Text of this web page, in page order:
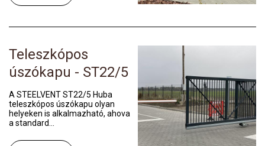
Teleszkópos
úszókapu - ST22/5
A STEELVENT ST22/5 Huba
teleszkópos úszókapu olyan
helyeken is alkalmazható, ahova
a standard...